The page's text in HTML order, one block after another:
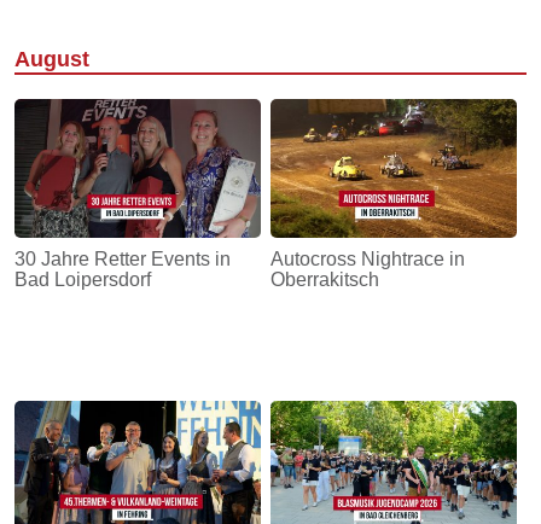
August
30 Jahre Retter Events in
Bad Loipersdorf
Autocross Nightrace in
Oberrakitsch